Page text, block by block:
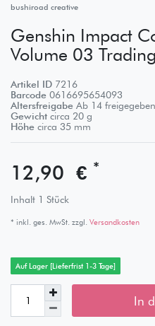
bushiroad creative
Genshin Impact
Volume 03
Artikel ID 7216
Barcode 0616695654093
Altersfreigabe Ab 14 freigegeben
Gewicht circa 20 g
Höhe circa 35 mm
12,90 € *
Inhalt 1 Stück
* inkl. ges. MwSt. zzgl. Versandkosten
Auf Lager [Lieferfrist 1-3 Tage]
In